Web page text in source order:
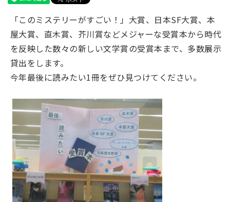
「このミステリーがすごい！」大賞、日本SF大賞、本
屋大賞、直木賞、芥川賞などメジャーな受賞本から時代
を反映した数々の新しい文学賞の受賞本まで、多数展示
貸出をします。
今年最後に読みたい1冊をぜひ見つけてください。